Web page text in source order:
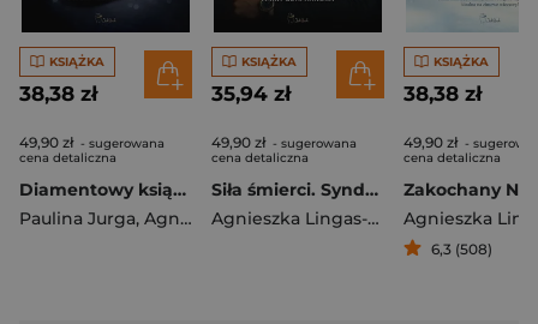
KSIĄŻKA
38,38 zł
49,90 zł - sugerowana
cena detaliczna
Diamentowy książę. Bloody diamonds. Tom 1
Paulina Jurga, Agnieszka Lingas-Łoniewska
KSIĄŻKA
35,94 zł
49,90 zł - sugerowana
cena detaliczna
Siła śmierci. Syndykat. Tom 7
Agnieszka Lingas-Łoniewska
KSIĄŻKA
38,38 zł
49,90 zł -
cena detaliczna
6,3 (508)